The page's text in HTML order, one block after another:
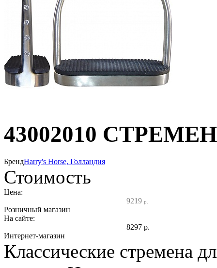
43002010
БрендHarry's Horse, Голландия
Стоимость
Цена:
Розничный магазин
9219 р.
На сайте:
Интернет-магазин
8297 р.
Классические стремена